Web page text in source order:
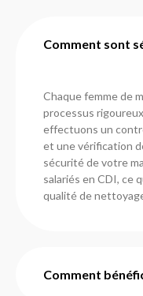
Chaque femme de
processus
effectuons un
et une vérification
sécurité de votre
salariés en CDI, ce
qualité de